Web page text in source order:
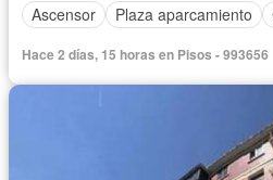
Ascensor
Plaza aparcamiento
Hace 2 días, 15 horas en Pisos - 993656